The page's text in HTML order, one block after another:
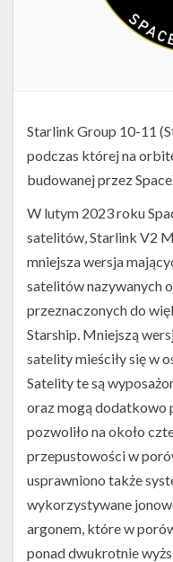
Starlink Group 10-11
podczas której na
budowanej przez
W lutym 2023 roku
satelitów, Starlink V2
mniejsza wersja
satelitów nazywanych
przeznaczonych do
Starship. Mniejszą
satelity mieściły się w
Satelity te są
oraz mogą dodatkowo
pozwoliło na około
przepustowości w
usprawniono także
wykorzystywane
argonem, które w
ponad dwukrotnie